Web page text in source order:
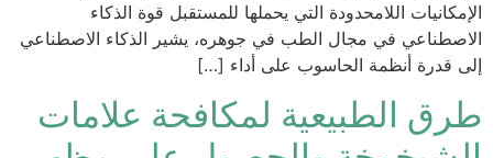
الإمكانيات اللامحدودة التي يحملها للمستقبل قوة الذكاء
الاصطناعي في مجال الطب في جوهره، يشير الذكاء الاصطناعي
إلى قدرة أنظمة الحاسوب على أداء […]
طرق الطبيعية لمكافحة علامات